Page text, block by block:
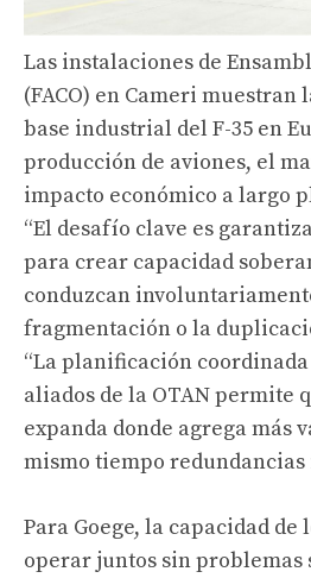
Las instalaciones de
(FACO) en Cameri muestran
base industrial del F-35 en
producción de aviones, el
impacto económico a largo
“El desafío clave es
para crear capacidad
conduzcan
fragmentación o la
“La planificación
aliados de la OTAN permite
expanda donde agrega más
mismo tiempo redundancias
Para Goege, la capacidad de
operar juntos sin problemas